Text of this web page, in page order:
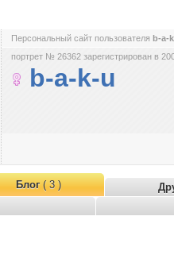
Персональный сайт пользователя b-a-
портрет № 26362 зарегистрирован в
b-a-k-u
Блог( 3 )